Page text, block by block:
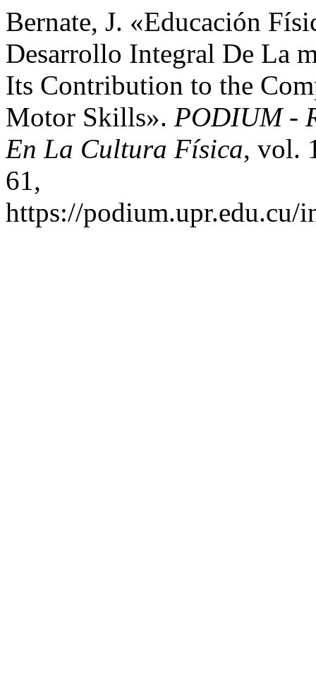
Bernate, J. «Educación
Desarrollo Integral De La
Its Contribution to the
Motor Skills». PODIUM -
En La Cultura Física, vol.
61,
https://